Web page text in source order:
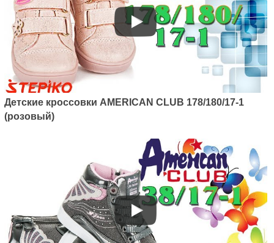
Артикул: 137/22-1
Детские кроссовки с LED
подсветкою American club
Детские кроcсовки AMERICAN CLUB 178/180/17-1
(розовый)